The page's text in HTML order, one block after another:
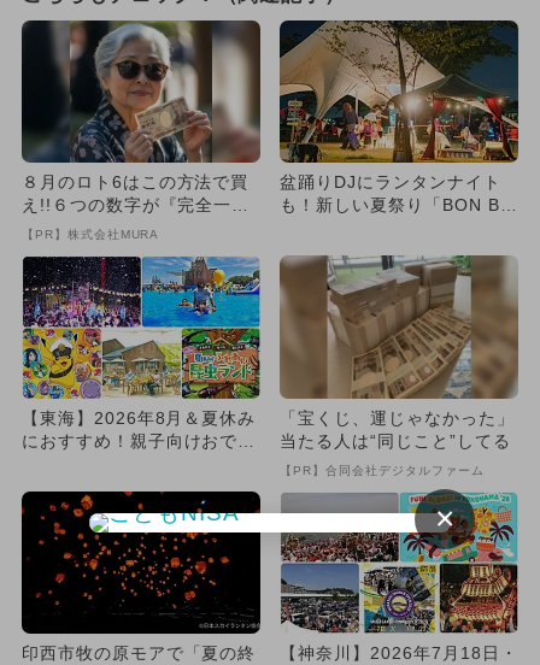
８月のロト6はこの方法で買
え!!６つの数字が『完全一
致』する方法
【PR】株式会社MURA
盆踊りDJにランタンナイト
も！新しい夏祭り「BON BO
【東海】2026年8月＆夏休み
におすすめ！親子向けおでか
「宝くじ、運じゃなかった」
当たる人は“同じこと”してる
【PR】合同会社デジタルファーム
印西市牧の原モアで「夏の終
【神奈川】2026年7月18日・
×